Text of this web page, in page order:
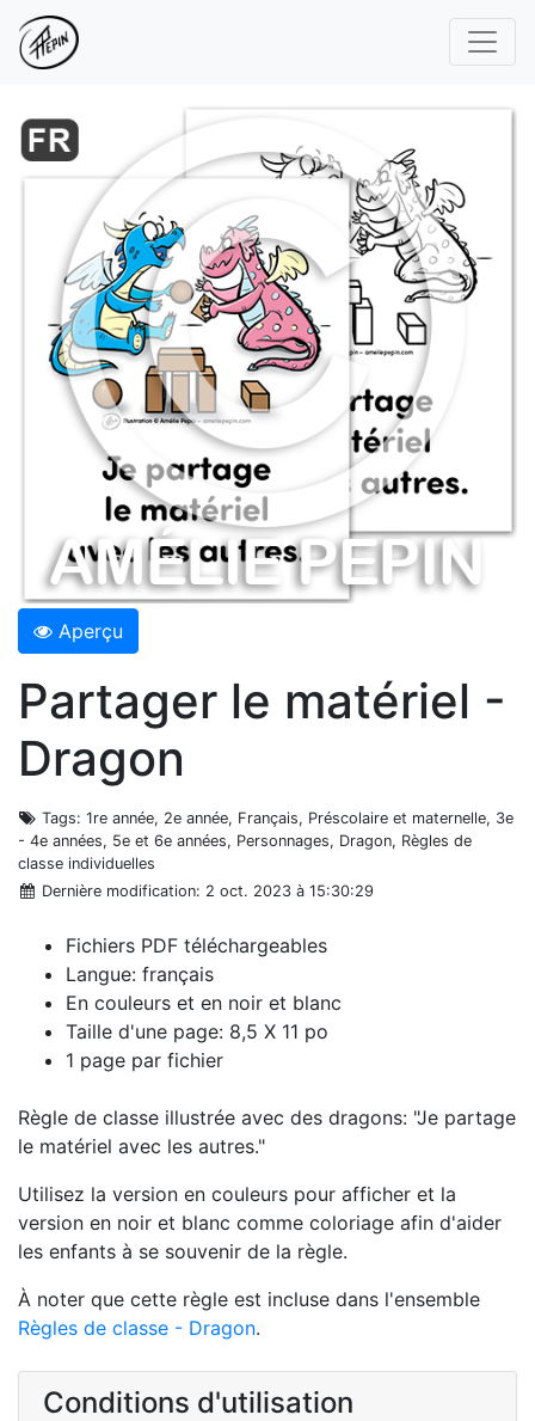
Aperçu
Partager le matériel -
Dragon
Tags: 1re année, 2e année, Français, Préscolaire et maternelle, 3e
- 4e années, 5e et 6e années, Personnages, Dragon, Règles de
classe individuelles
Dernière modification: 2 oct. 2023 à 15:30:29
Fichiers PDF téléchargeables
Langue: français
En couleurs et en noir et blanc
Taille d'une page: 8,5 X 11 po
1 page par fichier
Règle de classe illustrée avec des dragons: "Je partage
le matériel avec les autres."
Utilisez la version en couleurs pour afficher et la
version en noir et blanc comme coloriage afin d'aider
les enfants à se souvenir de la règle.
À noter que cette règle est incluse dans l'ensemble
Règles de classe - Dragon.
Conditions d'utilisation